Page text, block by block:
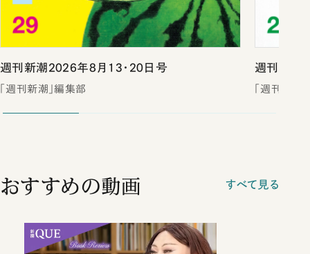
週刊新潮2026年8月13・20日号
「週刊新潮」編集部
週刊新潮
「週刊新潮
おすすめの動画 すべて見る